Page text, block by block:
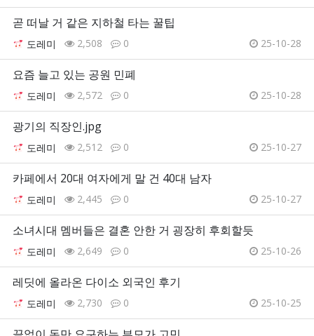
곧 떠날 거 같은 지하철 타는 꿀팁
도레미 2,508 0 25-10-28
요즘 늘고 있는 공원 민폐
도레미 2,572 0 25-10-28
광기의 직장인.jpg
도레미 2,512 0 25-10-27
카페에서 20대 여자에게 말 건 40대 남자
도레미 2,445 0 25-10-27
소녀시대 멤버들은 결혼 안한 거 굉장히 후회할듯
도레미 2,649 0 25-10-26
레딧에 올라온 다이소 외국인 후기
도레미 2,730 0 25-10-25